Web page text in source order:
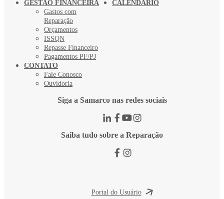
GESTÃO FINANCEIRA
Gastos com
Reparação
Orçamentos
ISSQN
Repasse Financeiro
Pagamentos PF/PJ
CALENDÁRIO
CONTATO
Fale Conosco
Ouvidoria
Siga a Samarco nas redes sociais
Saiba tudo sobre a Reparação
Portal do Usuário